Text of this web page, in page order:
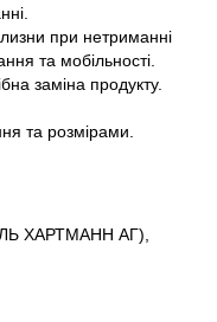
при нетриманні
та мобільності.
заміна продукту.
та розмірами.
ХАРТМАНН АГ),